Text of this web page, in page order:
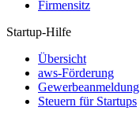
Firmensitz
Startup-Hilfe
Übersicht
aws-Förderung
Gewerbeanmeldung
Steuern für Startups